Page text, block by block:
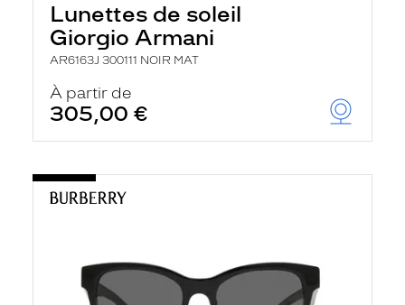
Lunettes de soleil
Giorgio Armani
AR6163J 300111 NOIR MAT
À partir de
305,00 €